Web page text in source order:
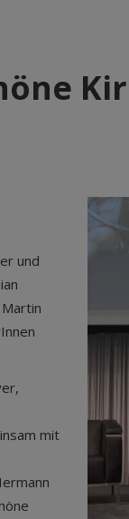
und
mit